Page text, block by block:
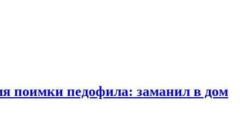
поимки педофила: заманил в дом